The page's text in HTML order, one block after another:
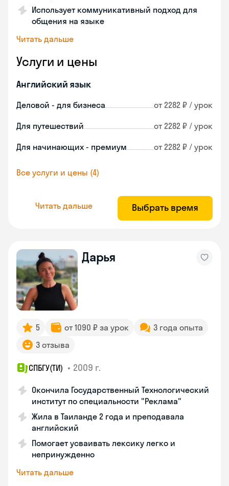
Использует коммуникативный подход для
общения на языке
Читать дальше
Услуги и цены
Английский язык
Деловой - для бизнеса от 2282 ₽ / урок
Для путешествий от 2282 ₽ / урок
Для начинающих - премиум от 2282 ₽ / урок
Все услуги и цены (4)
Читать дальше Выбрать время
Дарья
5 от 1090 ₽ за урок
3 года опыта
3 отзыва
СПБГУ(ТИ) • 2009 г.
Окончила Государственный Технологический
институт по специальности "Реклама"
Жила в Таиланде 2 года и преподавала
английский
Помогает усваивать лексику легко и
непринужденно
Читать дальше